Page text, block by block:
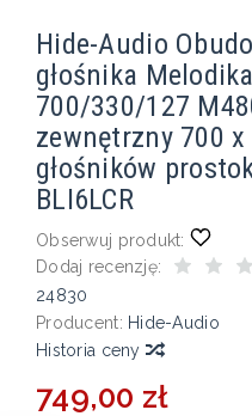
Hide-Audio
głośnika
700/330/127
zewnętrzny 700 x
głośników
BLI6LCR
Obserwuj produkt:
Dodaj recenzję:
24830
Producent: Hide-Audio
Historia ceny
749,00 zł